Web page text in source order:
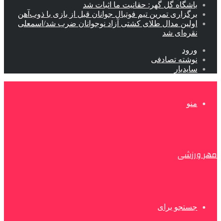
باشگاه گل گهر: حقانیت ما اثبات شد
برگزاری تمرین تیم فوتبال جوانان قبل از بازی با ذوب‌آهن
اولین مدال طلای کشتی آزاد نوجوانان ضرب شد/اسمعلی
نقره‌ای شد
ورود
نوشته تصادفی
سایدبار
منو
مهر ورزشی
جستجو برای